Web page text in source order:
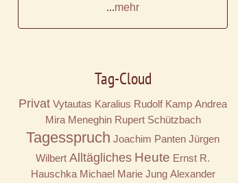
...mehr
Tag-Cloud
Privat Vytautas Karalius Rudolf Kamp Andrea
Mira Meneghin Rupert Schützbach
Tagesspruch Joachim Panten Jürgen
Wilbert Alltägliches Heute Ernst R.
Hauschka Michael Marie Jung Alexander